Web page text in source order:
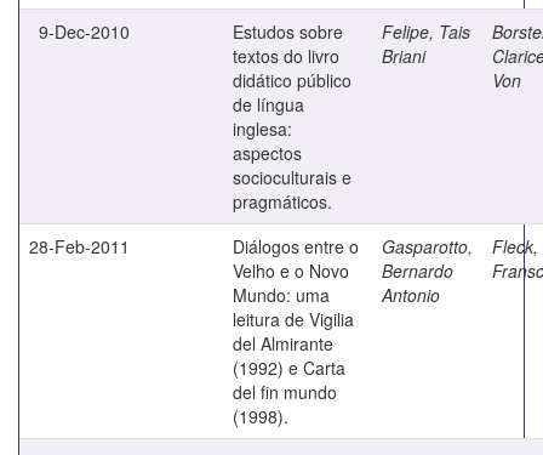
9-Dec-2010
Estudos sobre
textos do livro
didático público
de língua
inglesa:
aspectos
socioculturais e
pragmáticos.
Felipe, Tais
Briani
Von
28-Feb-2011
Diálogos entre o
Velho e o Novo
Mundo: uma
leitura de Vigilia
del Almirante
(1992) e Carta
del fin mundo
(1998).
Gasparotto,
Bernardo
Antonio
Fleck,